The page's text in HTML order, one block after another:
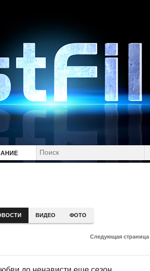
ВИДЕО ФОТО
Следующая страница